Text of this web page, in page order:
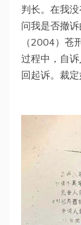
判长。在我
问我是否撤
（2004）苍
过程中，自
回起诉。裁